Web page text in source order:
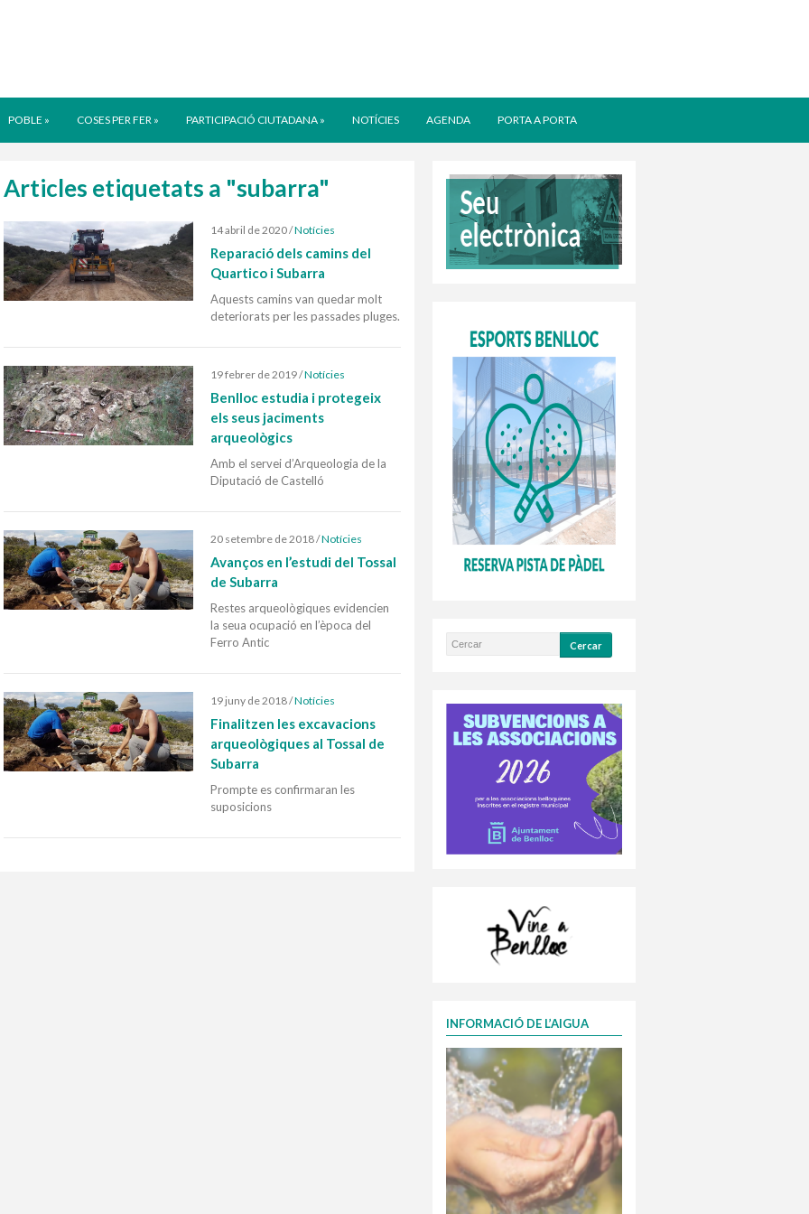
POBLE » COSES PER FER » PARTICIPACIÓ CIUTADANA » NOTÍCIES AGENDA PORTA A PORTA
cartonix
Articles etiquetats a "subarra"
14 abril de 2020/Notícies
Reparació dels camins del
Quartico i Subarra
Aquests camins van quedar molt
deteriorats per les passades pluges.
19 febrer de 2019/Notícies
Benlloc estudia i protegeix
els seus jaciments
arqueològics
Amb el servei d’Arqueologia de la
Diputació de Castelló
20 setembre de 2018/Notícies
Avanços en l’estudi del Tossal
de Subarra
Restes arqueològiques evidencien
la seua ocupació en l’època del
Ferro Antic
19 juny de 2018/Notícies
Finalitzen les excavacions
arqueològiques al Tossal de
Subarra
Prompte es confirmaran les
suposicions
INFORMACIÓ DE L’AIGUA